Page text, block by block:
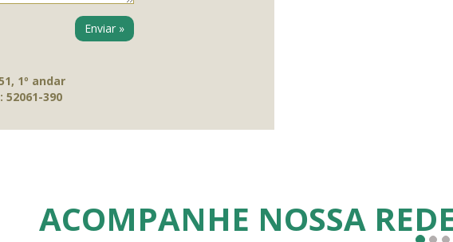
1º andar
52061-390
ACOMPANHE NOSSA